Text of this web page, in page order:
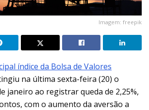
Imagem: freepik
índice da Bolsa de Valores
na última sexta-feira (20) o
janeiro ao registrar queda de 2,25%,
com o aumento da aversão a